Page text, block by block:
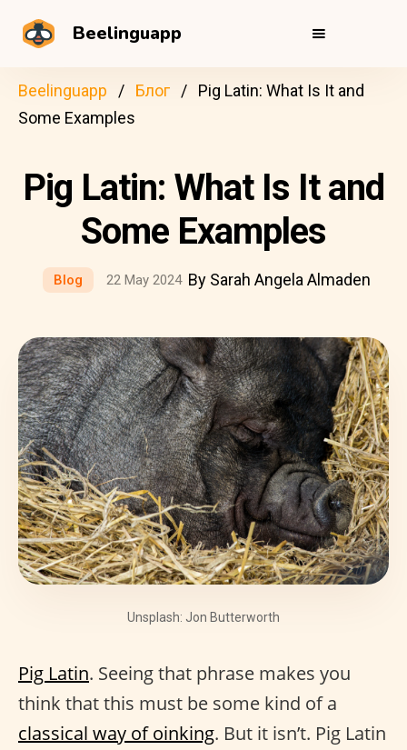
Beelinguapp
Beelinguapp Блог
Pig Latin: What Is It and
Some Examples
Pig Latin: What Is It and
Some Examples
Blog 22 May 2024 By Sarah Angela Almaden
Unsplash: Jon Butterworth
Pig Latin. Seeing that phrase makes you
think that this must be some kind of a
classical way of oinking. But it isn’t. Pig Latin